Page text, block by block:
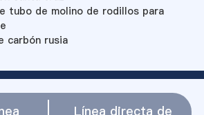
tubo de molino de rodillos para
carbón rusia
Línea directa de